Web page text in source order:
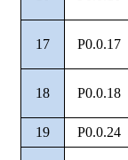
17 P0.0.17
18 P0.0.18
19 P0.0.24